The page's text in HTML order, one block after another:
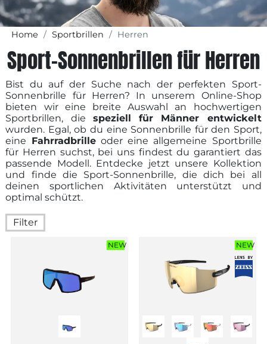
Home Sportbrillen Herren
Sport-Sonnenbrillen für Herren
Bist du auf der Suche nach der perfekten Sport-
Sonnenbrille für Herren? In unserem Online-Shop
bieten wir eine breite Auswahl an hochwertigen
Sportbrillen, die speziell für Männer entwickelt
wurden. Egal, ob du eine Sonnenbrille für den Sport,
eine Fahrradbrilleoder eine allgemeine Sportbrille
für Herren suchst, bei uns findest du garantiert das
passende Modell. Entdecke jetzt unsere Kollektion
und finde die Sport-Sonnenbrille, die dich bei all
deinen sportlichen Aktivitäten unterstützt und
optimal schützt.
Filter
NEW NEW